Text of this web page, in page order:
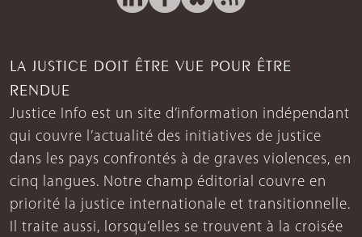
LA JUSTICE DOIT ÊTRE VUE POUR ÊTRE
RENDUE
Justice Info est un site d’information indépendant
qui couvre l’actualité des initiatives de justice
dans les pays confrontés à de graves violences, en
cinq langues. Notre champ éditorial couvre en
priorité la justice internationale et transitionnelle.
Il traite aussi, lorsqu’elles se trouvent à la croisée